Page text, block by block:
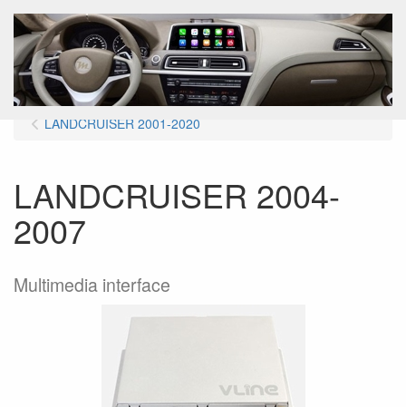
Menu
LANDCRUISER 2001-2020
LANDCRUISER 2004-
2007
Multimedia interface